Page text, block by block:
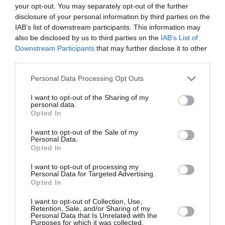
your opt-out. You may separately opt-out of the further
disclosure of your personal information by third parties on the
IAB’s list of downstream participants. This information may
also be disclosed by us to third parties on the IAB’s List of
Downstream Participants that may further disclose it to other
Personal Data Processing Opt Outs
I want to opt-out of the Sharing of my
personal data.
Opted In
I want to opt-out of the Sale of my
Personal Data.
Opted In
I want to opt-out of processing my
Personal Data for Targeted Advertising.
Opted In
I want to opt-out of Collection, Use,
Retention, Sale, and/or Sharing of my
Personal Data that Is Unrelated with the
Purposes for which it was collected.
criminalii.Fratele victimei i-a răspuns şi l-a întrebat
de ce a fugit, dacă nu el este vinovat.
Cei doi criminali au continuat să posteze pe paginile
lor de Facebook, unul părând pasionat de selfie-uri, iar
celălalt de filmuleţe haioase cu copii. Paul Todiraşcu
şi-a postat o fotografie chiar în ziua în care a ucis-o
pe Alina Elena Biţă, iar la două zile şi-a pus un semn
După trei luni de căutări şi cercetări, cei doi criminali
au fost prinşi la Palermo.
ROMANI IN ITALIA
Articolul anterior